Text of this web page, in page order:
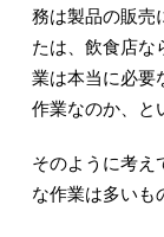
務は製品の販売
たは、飲食店な
業は本当に必要
作業なのか、と
そのように考え
な作業は多いも